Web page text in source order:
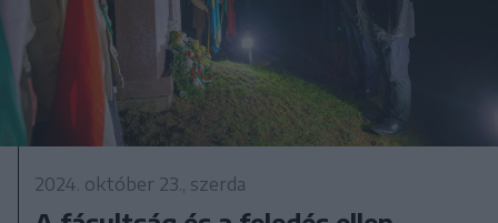
2024. október 23., szerda